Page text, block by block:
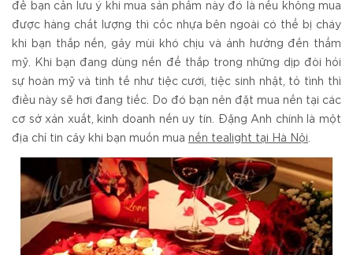
đề bạn cần lưu ý khi mua sản phẩm này đó là nếu không mua
được hàng chất lượng thì cốc nhựa bên ngoài có thể bị cháy
khi bạn thắp nến, gây mùi khó chịu và ảnh hưởng đến thẩm
mỹ. Khi bạn đang dùng nến để thắp trong những dịp đòi hỏi
sự hoàn mỹ và tinh tế như tiệc cưới, tiệc sinh nhật, tỏ tình thì
điều này sẽ hơi đang tiếc. Do đó bạn nên đặt mua nến tại các
cơ sở xản xuất, kinh doanh nến uy tín. Đặng Anh chính là một
địa chỉ tin cây khi bạn muốn mua nến tealight tại Hà Nội